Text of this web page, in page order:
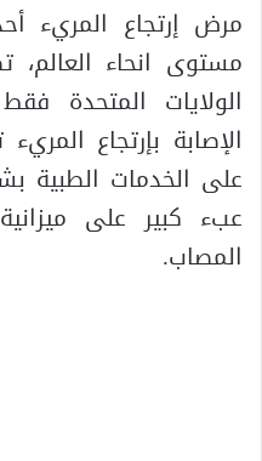
مرض إرتجاع المريء
مستوى انحاء
الإصابة بإرتجاع
على الخدمات الطبية
عبء كبير على
المصاب.